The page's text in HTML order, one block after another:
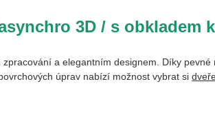
3D / s obkladem
a elegantním designem. Díky
úprav nabízí možnost vybrat si